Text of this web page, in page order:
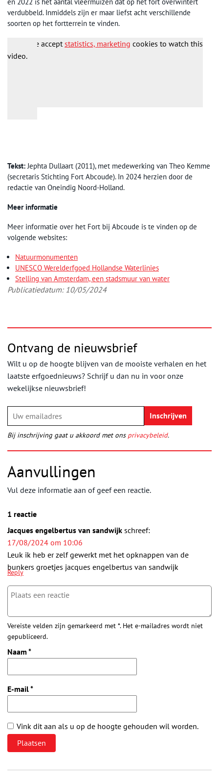
verdubbeld. Inmiddels zijn er maar liefst acht verschillende
soorten op het fortterrein te vinden.
Please accept statistics, marketing cookies to watch this
video.
Tekst:Jephta Dullaart (2011), met medewerking van Theo Kemme
(secretaris Stichting Fort Abcoude). In 2024 herzien door de
redactie van Oneindig Noord-Holland.
Meer informatie
Meer informatie over het Fort bij Abcoude is te vinden op de
volgende websites:
Natuurmonumenten
UNESCO Werelderfgoed Hollandse Waterlinies
Stelling van Amsterdam, een stadsmuur van water
Publicatiedatum: 10/05/2024
Ontvang de nieuwsbrief
Wilt u op de hoogte blijven van de mooiste verhalen en het
laatste erfgoednieuws? Schrijf u dan nu in voor onze
wekelijkse nieuwsbrief!
Bij inschrijving gaat u akkoord met ons privacybeleid.
Aanvullingen
Vul deze informatie aan of geef een reactie.
1 reactie
Jacques engelbertus van sandwijk schreef:
17/08/2024 om 10:06
Leuk ik heb er zelf gewerkt met het opknappen van de
bunkers groetjes jacques engelbertus van sandwijk
Reply
Vereiste velden zijn gemarkeerd met *. Het e-mailadres wordt niet
gepubliceerd.
Naam *
E-mail*
Vink dit aan als u op de hoogte gehouden wil worden.